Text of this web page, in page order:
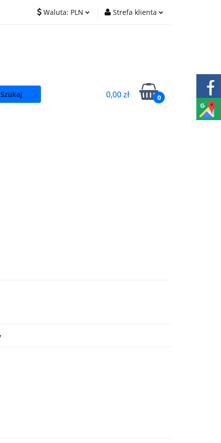
Waluta: PLN Strefa klienta
0,00 zł 0
Praca